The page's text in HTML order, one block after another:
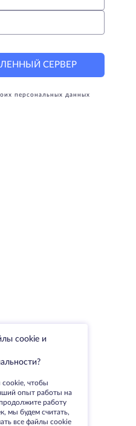
СЕРВЕР
персональных данных
cookie и
чтобы
опыт работы на
работу
мы будем считать,
все файлы cookie